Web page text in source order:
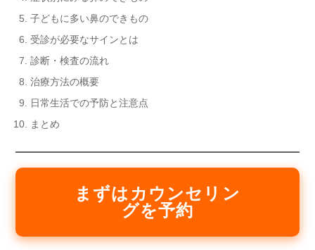
子どもに多い鼻のできもの
受診が必要なサインとは
診断・検査の流れ
治療方法の概要
日常生活での予防と注意点
まとめ
まずはカウンセリン
グを予約